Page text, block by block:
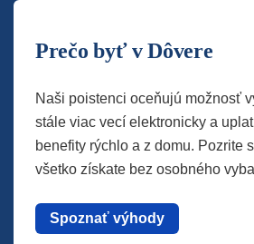
Prečo byť v Dôvere
Naši poistenci oceňujú možnosť
stále viac vecí elektronicky a
benefity rýchlo a z domu. Pozrite
všetko získate bez osobného
Spoznať výhody